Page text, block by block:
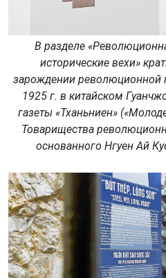
В разделе
исторические вехи»
зарождении революционной
1925 г. в китайском
газеты «Тханьниен»
Товарищества
основанного Нгуен Ай